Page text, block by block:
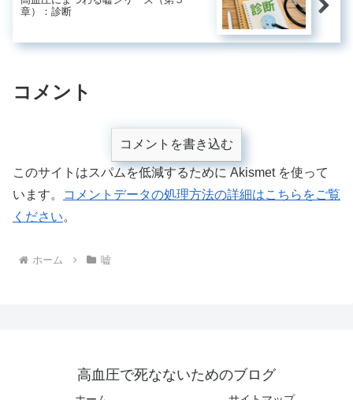
章）：診断
コメント
コメントを書き込む
このサイトはスパムを低減するために Akismet を使って
います。
コメントデータの処理方法の詳細はこちらをご覧
ください。
ホーム 嘘
高血圧で死なないためのブログ